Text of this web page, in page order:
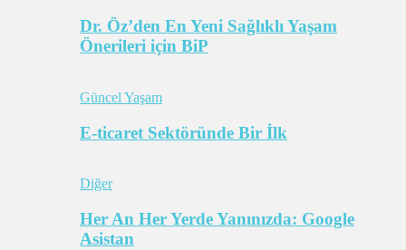
Dr. Öz’den En Yeni Sağlıklı Yaşam
Önerileri için BiP
Güncel Yaşam
E-ticaret Sektöründe Bir İlk
Diğer
Her An Her Yerde Yanınızda: Google
Asistan